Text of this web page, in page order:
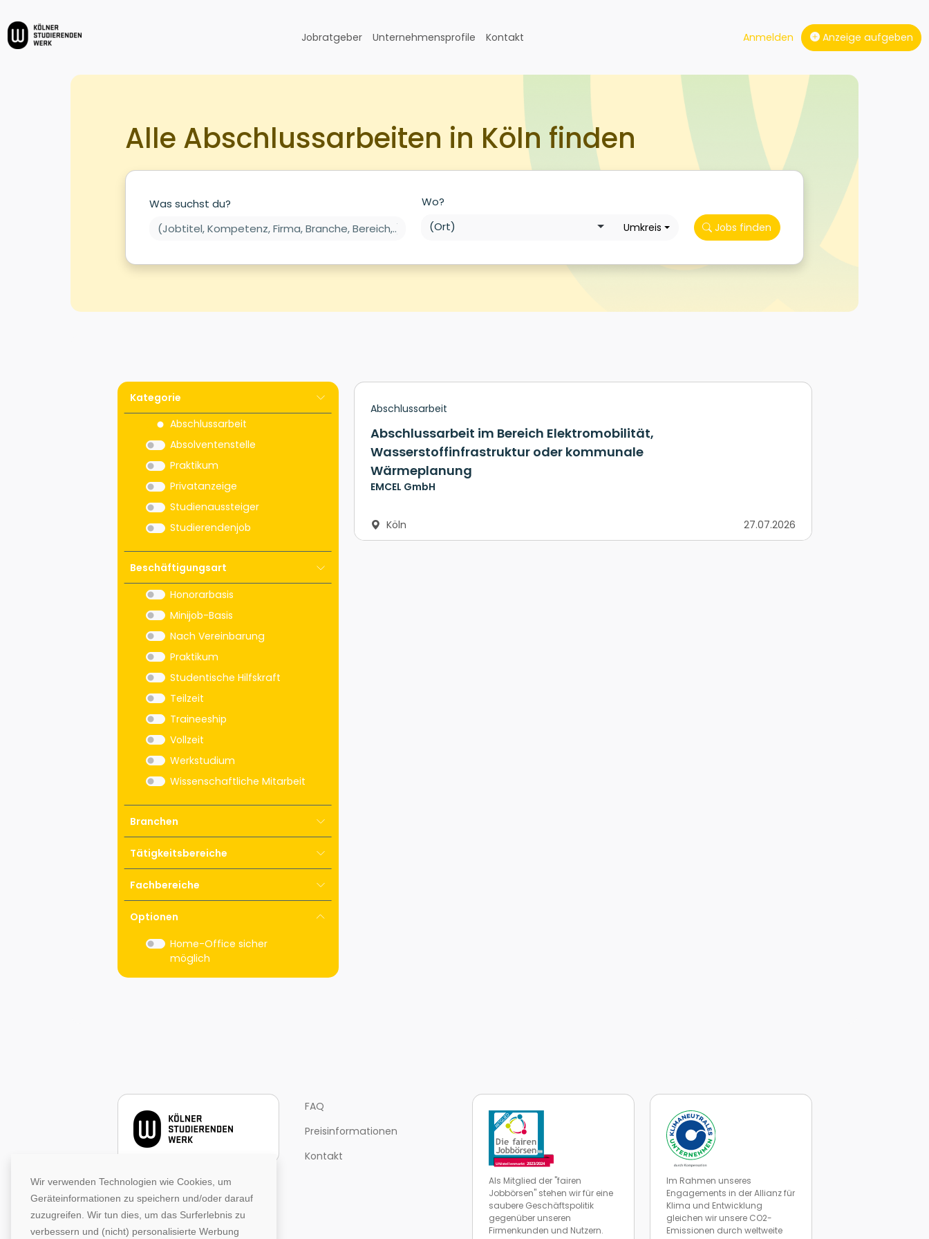
Wir verwenden Technologien wie Cookies, um
Geräteinformationen zu speichern und/oder darauf
zuzugreifen. Wir tun dies, um das Surferlebnis zu
verbessern und (nicht) personalisierte Werbung
Jobratgeber Unternehmensprofile Kontakt Anmelden Anzeige aufgeben
Alle Abschlussarbeiten in Köln finden
Was suchst du? Wo?
Umkreis Jobs finden
Kategorie
Abschlussarbeit
Absolventenstelle
Praktikum
Privatanzeige
Studienaussteiger
Studierendenjob
Beschäftigungsart
Honorarbasis
Minijob-Basis
Nach Vereinbarung
Praktikum
Studentische Hilfskraft
Teilzeit
Traineeship
Vollzeit
Werkstudium
Wissenschaftliche Mitarbeit
Branchen
Tätigkeitsbereiche
Fachbereiche
Optionen
Home-Office sicher
möglich
Abschlussarbeit
Abschlussarbeit im Bereich Elektromobilität,
Wasserstoffinfrastruktur oder kommunale
Wärmeplanung
EMCEL GmbH
Köln 27.07.2026
FAQ
Preisinformationen
Kontakt
Als Mitglied der "fairen
Jobbörsen" stehen wir für eine
saubere Geschäftspolitik
gegenüber unseren
Firmenkunden und Nutzern.
Im Rahmen unseres
Engagements in der Allianz für
Klima und Entwicklung
gleichen wir unsere CO2-
Emissionen durch weltweite